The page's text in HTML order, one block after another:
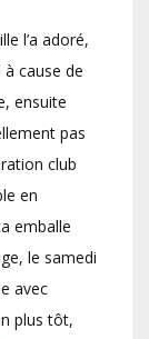
l’a adoré,
cause de
ensuite
pas
club
en
emballe
le samedi
avec
plus tôt,